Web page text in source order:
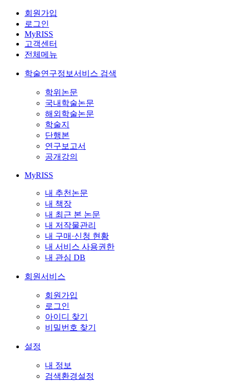
회원가입
로그인
MyRISS
고객센터
전체메뉴
학술연구정보서비스 검색
학위논문
국내학술논문
해외학술논문
학술지
단행본
연구보고서
공개강의
MyRISS
내 추천논문
내 책장
내 최근 본 논문
내 저작물관리
내 구매·신청 현황
내 서비스 사용권한
내 관심 DB
회원서비스
회원가입
로그인
아이디 찾기
비밀번호 찾기
설정
내 정보
검색환경설정